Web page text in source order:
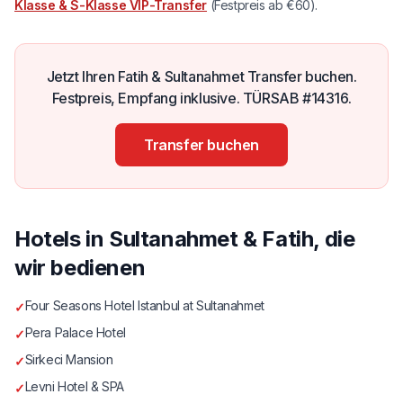
Klasse & S-Klasse VIP-Transfer (Festpreis ab €60).
Jetzt Ihren Fatih & Sultanahmet Transfer buchen.
Festpreis, Empfang inklusive. TÜRSAB #14316.
Transfer buchen
Hotels in Sultanahmet & Fatih, die
wir bedienen
✓Four Seasons Hotel Istanbul at Sultanahmet
✓Pera Palace Hotel
✓Sirkeci Mansion
✓Levni Hotel & SPA